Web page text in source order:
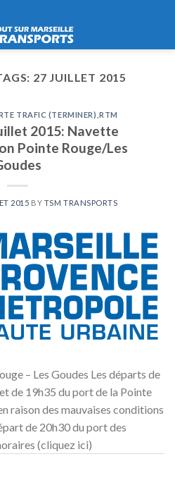
27 JUILLET 2015
TRAFIC (TERMINER) ,RTM
2015: Navette
Pointe Rouge/Les
2015 BY TSM TRANSPORTS
– Les Goudes Les départs de
de 19h35 du port de la Pointe
raison des mauvaises conditions
de 20h30 du port des
(cliquez ici)